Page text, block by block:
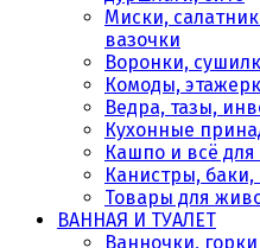
Миски,
вазочки
Воронки,
Комоды,
Ведра, тазы,
Кухонные
Кашпо и всё для
Канистры, баки,
Товары для
ВАННАЯ И ТУАЛЕТ
Ванночки,